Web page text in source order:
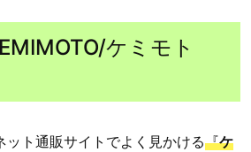
ケミモト
ト通販サイトでよく見かける『ケ